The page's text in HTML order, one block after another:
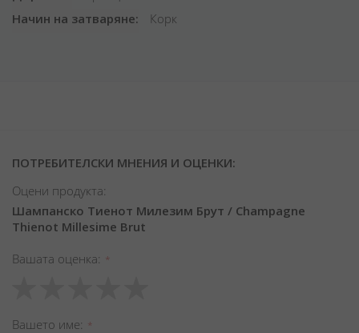
Начин на затваряне
Корк
ПОТРЕБИТЕЛСКИ МНЕНИЯ И ОЦЕНКИ:
Оцени продукта:
Шампанско Тиенот Милезим Брут / Champagne
Thienot Millesime Brut
Вашата оценка
star
stars
stars
stars
stars
Вашето име